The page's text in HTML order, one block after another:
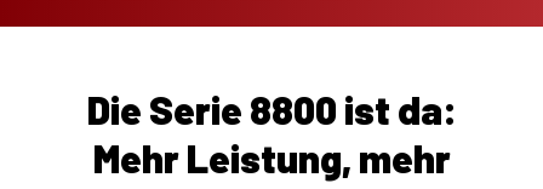
Die Serie 8800 ist da:
Mehr Leistung, mehr